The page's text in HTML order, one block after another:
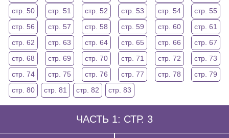
стр. 50
стр. 51 стр. 52 стр. 53 стр. 54
стр. 55
стр. 56
стр. 57 стр. 58 стр. 59 стр. 60
стр. 61
стр. 62
стр. 63 стр. 64 стр. 65 стр. 66
стр. 67
стр. 68
стр. 69 стр. 70 стр. 71 стр. 72
стр. 73
стр. 74
стр. 75 стр. 76 стр. 77 стр. 78
стр. 79
стр. 80
стр. 81 стр. 82 стр. 83
ЧАСТЬ 1: СТР. 3